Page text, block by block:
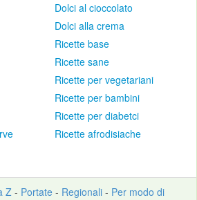
Dolci al cioccolato
Dolci alla crema
Ricette base
Ricette sane
Ricette per vegetariani
Ricette per bambini
Ricette per diabetci
Ricette afrodisiache
Z - Portate - Regionali - Per modo di